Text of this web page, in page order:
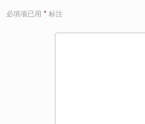
必填项已用 * 标注